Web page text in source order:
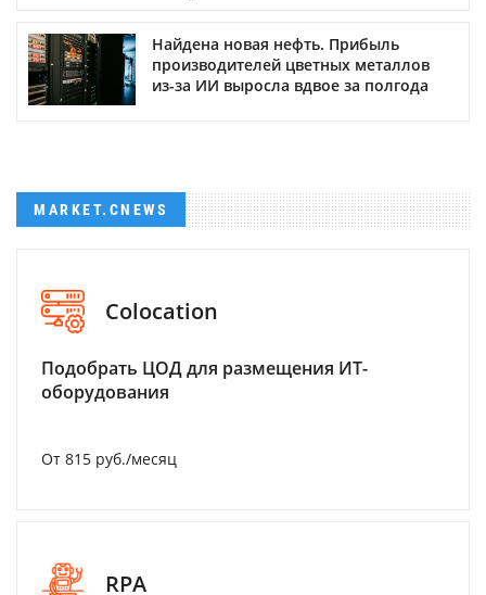
Найдена новая нефть. Прибыль
производителей цветных металлов
из-за ИИ выросла вдвое за полгода
MARKET.CNEWS
Colocation
Подобрать ЦОД для размещения ИТ-
оборудования
От 815 руб./месяц
RPA